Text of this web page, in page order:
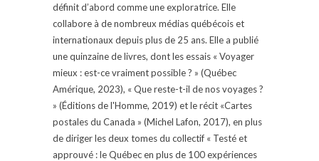
définit d’abord comme une exploratrice. Elle
collabore à de nombreux médias québécois et
internationaux depuis plus de 25 ans. Elle a publié
une quinzaine de livres, dont les essais « Voyager
mieux : est-ce vraiment possible ? » (Québec
Amérique, 2023), « Que reste-t-il de nos voyages ?
» (Éditions de l'Homme, 2019) et le récit «Cartes
postales du Canada » (Michel Lafon, 2017), en plus
de diriger les deux tomes du collectif « Testé et
approuvé : le Québec en plus de 100 expériences